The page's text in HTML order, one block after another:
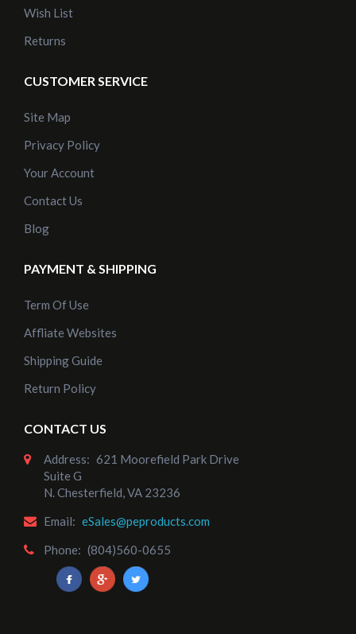
Wish List
Returns
CUSTOMER SERVICE
Site Map
Privacy Policy
Your Account
Contact Us
Blog
PAYMENT & SHIPPING
Term Of Use
Affliate Websites
Shipping Guide
Return Policy
CONTACT US
Address: 621 Moorefield Park Drive
Suite G
N. Chesterfield, VA 23236
Email: eSales@peproducts.com
Phone: (804)560-0655